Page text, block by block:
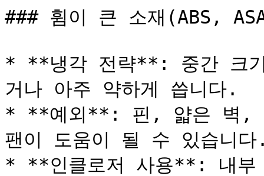
### 휨이 큰 소재(ABS,
* **냉각 전략**: 중간 크
거나 아주 약하게 씁니다.
* **예외**: 핀, 얇은 벽,
팬이 도움이 될 수 있습니
* **인클로저 사용**: 내부